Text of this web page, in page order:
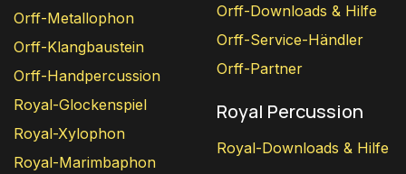
Orff-Metallophon
Orff-Klangbaustein
Orff-Handpercussion
Royal-Glockenspiel
Royal-Xylophon
Royal-Marimbaphon
Orff-Downloads & Hilfe
Orff-Service-Händler
Orff-Partner
Royal Percussion
Royal-Downloads & Hilfe